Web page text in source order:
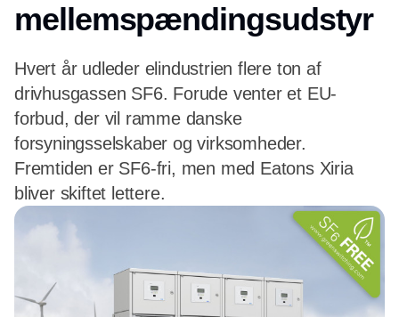
mellemspændingsudstyr
Hvert år udleder elindustrien flere ton af
drivhusgassen SF6. Forude venter et EU-
forbud, der vil ramme danske
forsyningsselskaber og virksomheder.
Fremtiden er SF6-fri, men med Eatons Xiria
bliver skiftet lettere.